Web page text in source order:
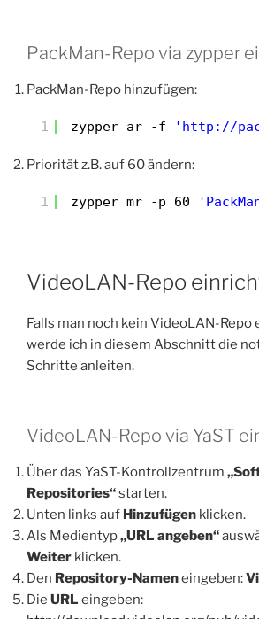
PackMan-Repo via zypper
PackMan-Repo hinzufügen:
1 zypper ar -f 'http://
Priorität z.B. auf 60 ändern:
1 zypper mr -p 60
VideoLAN-Repo
Falls man noch kein VideoLAN-
werde ich in diesem Abschnitt die
Schritte anleiten.
VideoLAN-Repo via YaST
Über das YaST-Kontrollzentrum
Repositories“starten.
Unten links auf Hinzufügen klicken.
Als Medientyp„URL angeben“
Weiter klicken.
Den Repository-Nameneingeben:
Die URL eingeben: